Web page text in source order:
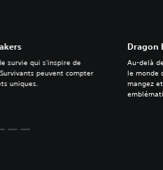
survie qui s'inspire de
peuvent compter
uniques.
Dragon
Au-delà
le monde
mangez